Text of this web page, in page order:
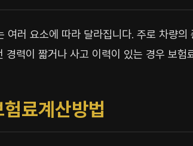
여러 요소에 따라 달라집니다. 주로 차량
경력이 짧거나 사고 이력이 있는 경우 보험
료계산방법